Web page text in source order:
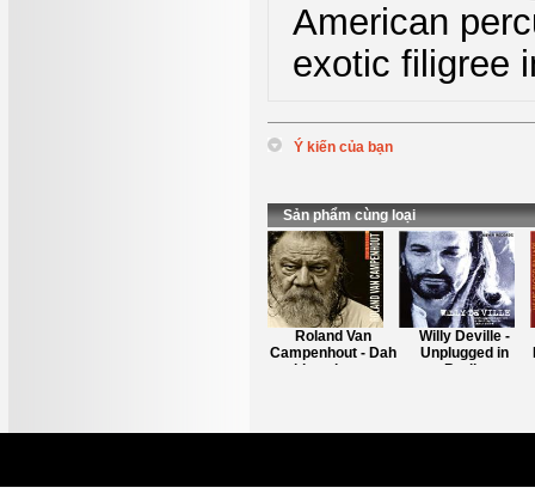
American
exotic filigree
Ý kiến của bạn
* Nội dung:
Sản phẩm cùng loại
Roland Van
Campenhout - Dah
blues iz - a -
Willy Deville -
Unplugged in
Berlin